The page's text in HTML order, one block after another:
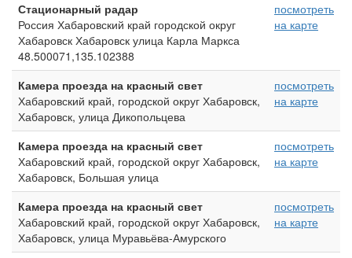
Стационарный радар
Россия Хабаровский край городской округ
Хабаровск Хабаровск улица Карла Маркса
48.500071,135.102388
посмотреть
на карте
Камера проезда на красный свет
Хабаровский край, городской округ Хабаровск,
Хабаровск, улица Дикопольцева
посмотреть
на карте
Камера проезда на красный свет
Хабаровский край, городской округ Хабаровск,
Хабаровск, Большая улица
посмотреть
на карте
Камера проезда на красный свет
Хабаровский край, городской округ Хабаровск,
Хабаровск, улица Муравьёва-Амурского
посмотреть
на карте